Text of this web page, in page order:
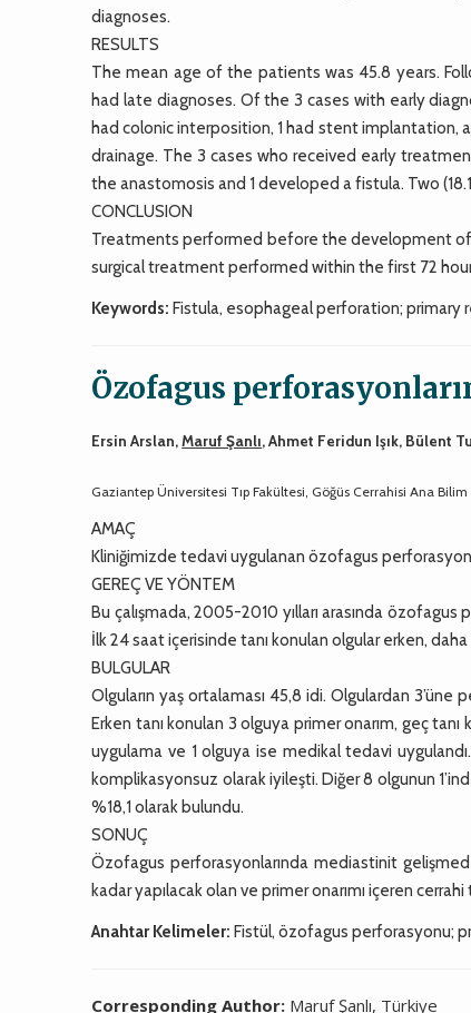
diagnoses.
RESULTS
The mean age of the patients was 45.8 years.
had late diagnoses. Of the 3 cases with early
had colonic interposition, 1 had stent implantation,
drainage. The 3 cases who received early
the anastomosis and 1 developed a fistula. Two
CONCLUSION
Treatments performed before the development
surgical treatment performed within the first 72
Keywords: Fistula, esophageal perforation; primary
Özofagus
Ersin Arslan,Maruf Şanlı, Ahmet Feridun Işık, Bülent
Gaziantep Üniversitesi Tıp Fakültesi, Göğüs Cerrahisi Ana Bilim
AMAÇ
Kliniğimizde tedavi uygulanan özofagus
GEREÇ VE YÖNTEM
Bu çalışmada, 2005-2010 yılları arasında
İlk 24 saat içerisinde tanı konulan olgular erken,
BULGULAR
Olguların yaş ortalaması 45,8 idi. Olgulardan
Erken tanı konulan 3 olguya primer onarım, geç
uygulama ve 1 olguya ise medikal tedavi
komplikasyonsuz olarak iyileşti. Diğer 8 olgunun
%18,1 olarak bulundu.
SONUÇ
Özofagus perforasyonlarında mediastinit
kadar yapılacak olan ve primer onarımı içeren
Anahtar Kelimeler: Fistül, özofagus perforasyonu;
Corresponding Author: Maruf Şanlı, Türkiye